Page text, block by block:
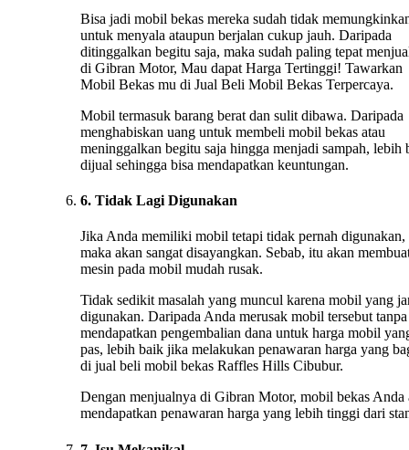
Bisa jadi mobil bekas mereka sudah tidak
untuk menyala ataupun berjalan cukup jauh. Daripada
ditinggalkan begitu saja, maka sudah paling tepat
di Gibran Motor, Mau dapat Harga Tertinggi! Tawarkan
Mobil Bekas mu di Jual Beli Mobil Bekas Terpercaya.
Mobil termasuk barang berat dan sulit dibawa. Daripada
menghabiskan uang untuk membeli mobil bekas atau
meninggalkan begitu saja hingga menjadi sampah, lebih
dijual sehingga bisa mendapatkan keuntungan.
6. Tidak Lagi Digunakan
Jika Anda memiliki mobil tetapi tidak pernah digunakan,
maka akan sangat disayangkan. Sebab, itu akan
mesin pada mobil mudah rusak.
Tidak sedikit masalah yang muncul karena mobil yang
digunakan. Daripada Anda merusak mobil tersebut tanpa
mendapatkan pengembalian dana untuk harga mobil
pas, lebih baik jika melakukan penawaran harga yang
di jual beli mobil bekas Raffles Hills Cibubur.
Dengan menjualnya di Gibran Motor, mobil bekas Anda
mendapatkan penawaran harga yang lebih tinggi dari